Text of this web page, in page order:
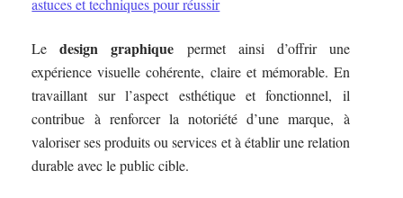
astuces et techniques pour réussir
Ledesign graphique permet ainsi d’offrir une
expérience visuelle cohérente, claire et mémorable. En
travaillant sur l’aspect esthétique et fonctionnel, il
contribue à renforcer la notoriété d’une marque, à
valoriser ses produits ou services et à établir une relation
durable avec le public cible.